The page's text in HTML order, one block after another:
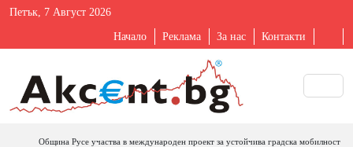
Петък, 7 Август 2026
Начало Реклама За нас Контакти
Община Русе участва в международен проект за устойчива градска мобилност